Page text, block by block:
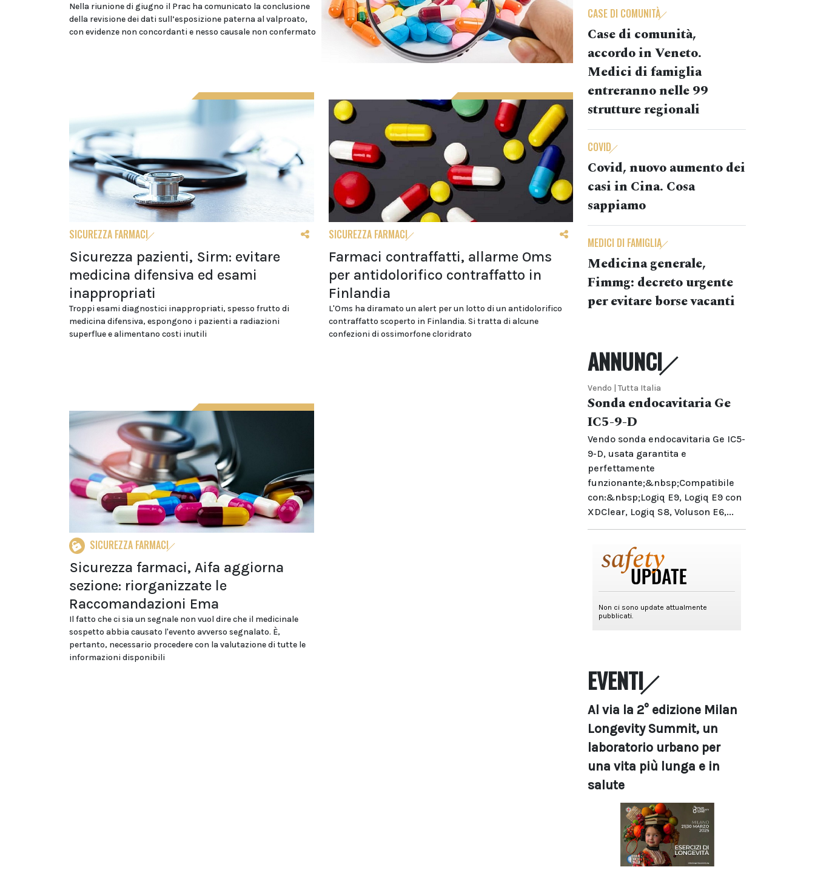
Nella riunione di giugno il Prac ha comunicato la conclusione
della revisione dei dati sull’esposizione paterna al valproato,
con evidenze non concordanti e nesso causale non confermato
SICUREZZA FARMACI
Sicurezza pazienti, Sirm: evitare
medicina difensiva ed esami
inappropriati
Troppi esami diagnostici inappropriati, spesso frutto di
medicina difensiva, espongono i pazienti a radiazioni
superflue e alimentano costi inutili
SICUREZZA FARMACI
Farmaci contraffatti, allarme Oms
per antidolorifico contraffatto in
Finlandia
L'Oms ha diramato un alert per un lotto di un antidolorifico
contraffatto scoperto in Finlandia. Si tratta di alcune
confezioni di ossimorfone cloridrato
SICUREZZA FARMACI
Sicurezza farmaci, Aifa aggiorna
sezione: riorganizzate le
Raccomandazioni Ema
Il fatto che ci sia un segnale non vuol dire che il medicinale
sospetto abbia causato l'evento avverso segnalato. È,
pertanto, necessario procedere con la valutazione di tutte le
informazioni disponibili
CASE DI COMUNITÀ
Case di comunità,
accordo in Veneto.
Medici di famiglia
entreranno nelle 99
strutture regionali
COVID
Covid, nuovo aumento dei
casi in Cina. Cosa
sappiamo
MEDICI DI FAMIGLIA
Medicina generale,
Fimmg: decreto urgente
per evitare borse vacanti
ANNUNCI
Vendo | Tutta Italia
Sonda endocavitaria Ge
IC5-9-D
Vendo sonda endocavitaria Ge IC5-
9-D, usata garantita e
perfettamente
funzionante;&nbsp;Compatibile
con:&nbsp;Logiq E9, Logiq E9 con
XDClear, Logiq S8, Voluson E6,...
EVENTI
Al via la 2° edizione Milan
Longevity Summit, un
laboratorio urbano per
una vita più lunga e in
salute